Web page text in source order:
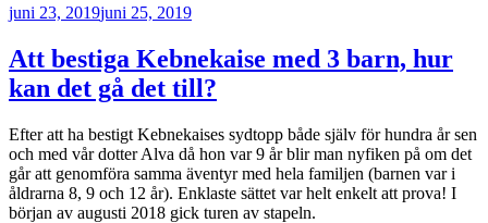
Publicerat
juni 23, 2019juni 25, 2019
Att bestiga Kebnekaise med 3 barn, hur
kan det gå det till?
Efter att ha bestigt Kebnekaises sydtopp både själv för hundra år sen
och med vår dotter Alva då hon var 9 år blir man nyfiken på om det
går att genomföra samma äventyr med hela familjen (barnen var i
åldrarna 8, 9 och 12 år). Enklaste sättet var helt enkelt att prova! I
början av augusti 2018 gick turen av stapeln.